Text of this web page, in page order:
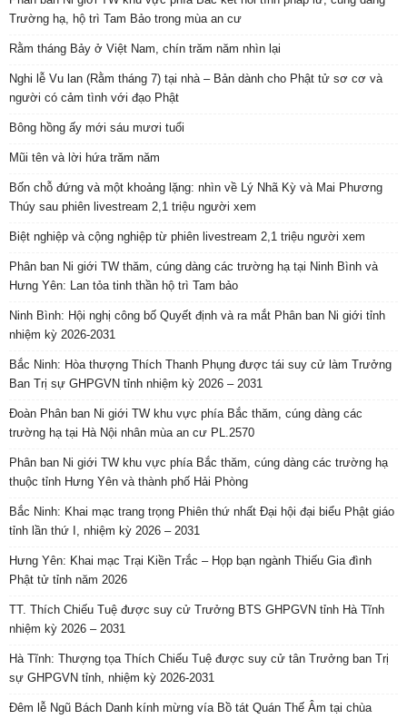
Trường hạ, hộ trì Tam Bảo trong mùa an cư
Rằm tháng Bảy ở Việt Nam, chín trăm năm nhìn lại
Nghi lễ Vu lan (Rằm tháng 7) tại nhà – Bản dành cho Phật tử sơ cơ và
người có cảm tình với đạo Phật
Bông hồng ấy mới sáu mươi tuổi
Mũi tên và lời hứa trăm năm
Bốn chỗ đứng và một khoảng lặng: nhìn về Lý Nhã Kỳ và Mai Phương
Thúy sau phiên livestream 2,1 triệu người xem
Biệt nghiệp và cộng nghiệp từ phiên livestream 2,1 triệu người xem
Phân ban Ni giới TW thăm, cúng dàng các trường hạ tại Ninh Bình và
Hưng Yên: Lan tỏa tinh thần hộ trì Tam bảo
Ninh Bình: Hội nghị công bố Quyết định và ra mắt Phân ban Ni giới tỉnh
nhiệm kỳ 2026-2031
Bắc Ninh: Hòa thượng Thích Thanh Phụng được tái suy cử làm Trưởng
Ban Trị sự GHPGVN tỉnh nhiệm kỳ 2026 – 2031
Đoàn Phân ban Ni giới TW khu vực phía Bắc thăm, cúng dàng các
trường hạ tại Hà Nội nhân mùa an cư PL.2570
Phân ban Ni giới TW khu vực phía Bắc thăm, cúng dàng các trường hạ
thuộc tỉnh Hưng Yên và thành phố Hải Phòng
Bắc Ninh: Khai mạc trang trọng Phiên thứ nhất Đại hội đại biểu Phật giáo
tỉnh lần thứ I, nhiệm kỳ 2026 – 2031
Hưng Yên: Khai mạc Trại Kiền Trắc – Họp bạn ngành Thiếu Gia đình
Phật tử tỉnh năm 2026
TT. Thích Chiếu Tuệ được suy cử Trưởng BTS GHPGVN tỉnh Hà Tĩnh
nhiệm kỳ 2026 – 2031
Hà Tĩnh: Thượng tọa Thích Chiếu Tuệ được suy cử tân Trưởng ban Trị
sự GHPGVN tỉnh, nhiệm kỳ 2026-2031
Đêm lễ Ngũ Bách Danh kính mừng vía Bồ tát Quán Thế Âm tại chùa